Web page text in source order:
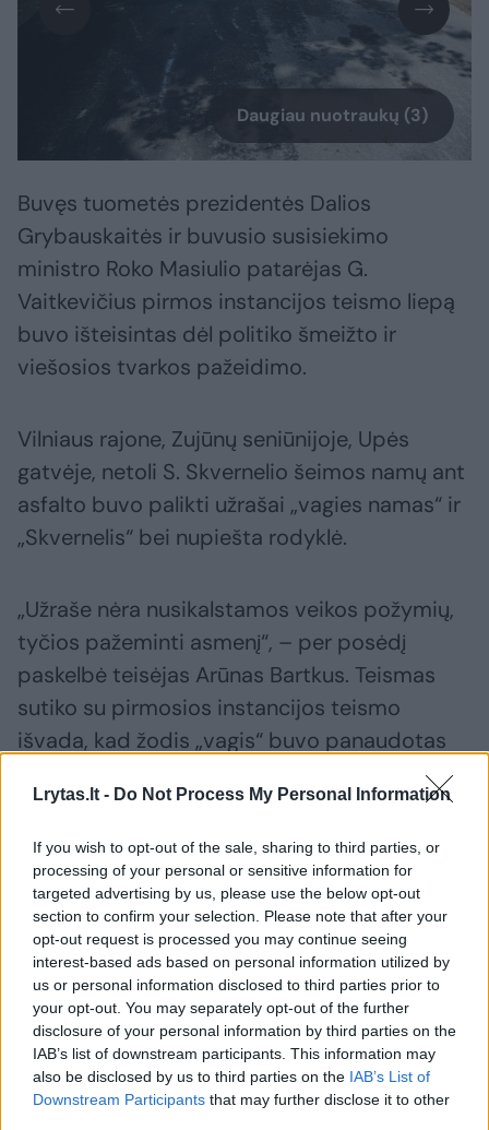
Lrytas.lt - Do Not Process My Personal Information
If you wish to opt-out of the sale, sharing to third parties, or
processing of your personal or sensitive information for
targeted advertising by us, please use the below opt-out
section to confirm your selection. Please note that after your
opt-out request is processed you may continue seeing
interest-based ads based on personal information utilized by
us or personal information disclosed to third parties prior to
your opt-out. You may separately opt-out of the further
disclosure of your personal information by third parties on the
IAB’s list of downstream participants. This information may
also be disclosed by us to third parties on the IAB’s List of
Downstream Participants that may further disclose it to other
Daugiau nuotraukų (3)
Buvęs tuometės prezidentės Dalios
Grybauskaitės ir buvusio susisiekimo
ministro Roko Masiulio patarėjas G.
Vaitkevičius pirmos instancijos teismo liepą
buvo išteisintas dėl politiko šmeižto ir
viešosios tvarkos pažeidimo.
Vilniaus rajone, Zujūnų seniūnijoje, Upės
gatvėje, netoli S. Skvernelio šeimos namų ant
asfalto buvo palikti užrašai „vagies namas“ ir
„Skvernelis“ bei nupiešta rodyklė.
„Užraše nėra nusikalstamos veikos požymių,
tyčios pažeminti asmenį“, – per posėdį
paskelbė teisėjas Arūnas Bartkus. Teismas
sutiko su pirmosios instancijos teismo
išvada, kad žodis „vagis“ buvo panaudotas
Prokuratūra teigė, kad užrašuose ant kelio
nebuvo išreikšta kritika ar nuomonė – tai
buvo tikslinis asmens šmeižimas, akivaizdžiai
peržengiantis civilinės atsakomybės ribas.
Panaikinti išteisinamąjį nuosprendį prašė ir S.
Skvernelis.
Prokuratūros ir nukentėjusiųjų apeliaciniai
skundai atmesti.